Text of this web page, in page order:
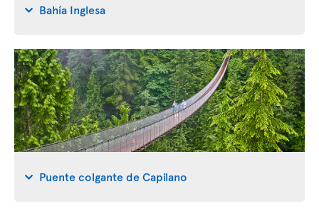
Bahía Inglesa
Puente colgante de Capilano